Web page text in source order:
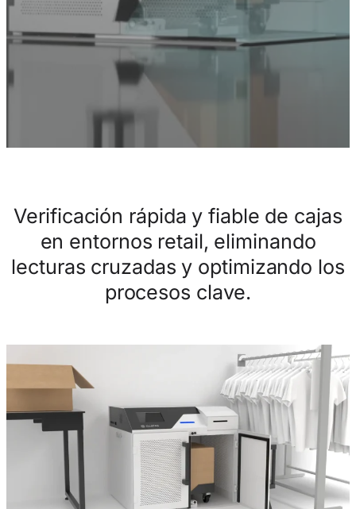
Verificación rápida y fiable de cajas
en entornos retail, eliminando
lecturas cruzadas y optimizando los
procesos clave.